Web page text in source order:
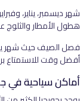
شهر ديسمبر، يناير،
هطول الأمطار والثلوج
فصل الصيف حيث شهر
أفضل وقت للاستمتاع
أماكن سياحية في